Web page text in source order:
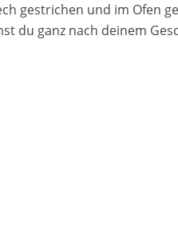
gestrichen und im Ofen
du ganz nach deinem